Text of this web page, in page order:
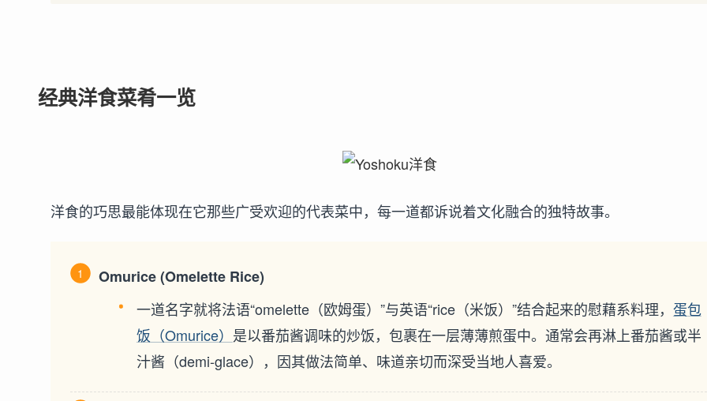
经典洋食菜肴一览
洋食的巧思最能体现在它那些广受欢迎的代表菜中，每一道都诉说着文化融合的独特故事。
Omurice (Omelette Rice)
一道名字就将法语“omelette（欧姆蛋）”与英语“rice（米饭）”结合起来的慰藉系料理， 蛋包
饭（Omurice） 是以番茄酱调味的炒饭，包裹在一层薄薄煎蛋中。通常会再淋上番茄酱或半
汁酱（demi-glace），因其做法简单、味道亲切而深受当地人喜爱。